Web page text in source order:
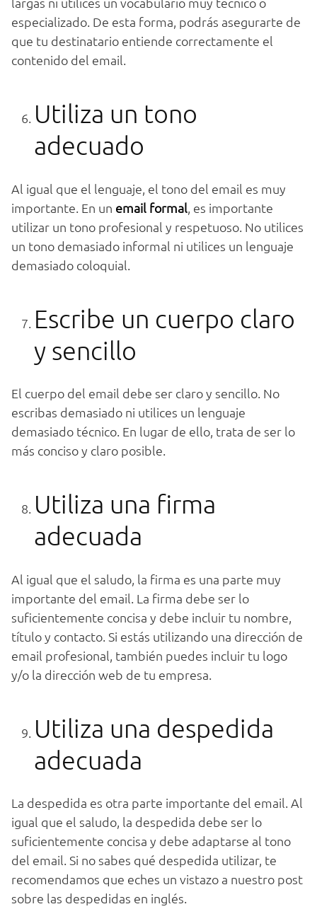
especializado. De esta forma, podrás asegurarte de
que tu destinatario entiende correctamente el
contenido del email.
Utiliza un tono
adecuado
Al igual que el lenguaje, el tono del email es muy
importante. En un email formal, es importante
utilizar un tono profesional y respetuoso. No utilices
un tono demasiado informal ni utilices un lenguaje
demasiado coloquial.
Escribe un cuerpo claro
y sencillo
El cuerpo del email debe ser claro y sencillo. No
escribas demasiado ni utilices un lenguaje
demasiado técnico. En lugar de ello, trata de ser lo
más conciso y claro posible.
Utiliza una firma
adecuada
Al igual que el saludo, la firma es una parte muy
importante del email. La firma debe ser lo
suficientemente concisa y debe incluir tu nombre,
título y contacto. Si estás utilizando una dirección de
email profesional, también puedes incluir tu logo
y/o la dirección web de tu empresa.
Utiliza una despedida
adecuada
La despedida es otra parte importante del email. Al
igual que el saludo, la despedida debe ser lo
suficientemente concisa y debe adaptarse al tono
del email. Si no sabes qué despedida utilizar, te
recomendamos que eches un vistazo a nuestro post
sobre las despedidas en inglés.